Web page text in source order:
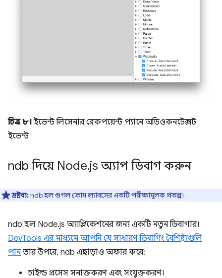
চিত্র ৮। ইভেন্ট লিসেনার ব্রেকপয়েন্ট প্যানে অডিওকনটেক্সট
ইভেন্ট
ndb দিয়ে Node.js অ্যাপ ডিবাগ করুন
দ্রষ্টব্য:ndb হল গুগল ক্রোম ল্যাবসের একটি পরীক্ষামূলক প্রকল্প।
ndb হল Node.js অ্যাপ্লিকেশনের জন্য একটি নতুন ডিবাগার।
DevTools এর মাধ্যমে আপনি যে সাধারণ ডিবাগিং বৈশিষ্ট্যগুলি
পানতার উপরে, ndb এছাড়াও অফার করে:
চাইল্ড প্রসেস সনাক্তকরণ এবং সংযুক্তকরণ।